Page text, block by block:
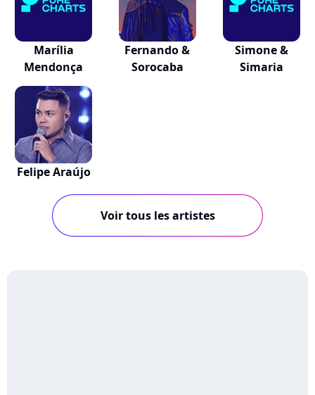
Marília
Mendonça
Fernando &
Sorocaba
Simone &
Simaria
Felipe Araújo
Voir tous les artistes